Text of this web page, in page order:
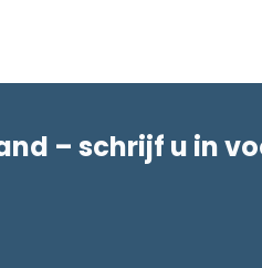
– schrijf u in